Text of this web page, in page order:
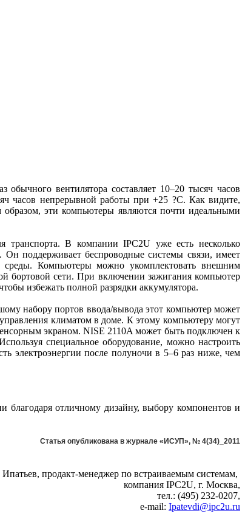
вентилятора составляет 10–20 тысяч часов
часов непрерывной работы при +25 ?С. Как видите,
эти компьютеры являются почти идеальными
транспорта. В компании IPC2U уже есть несколько
Он поддерживает беспроводные системы связи, имеет
Компьютеры можно укомплектовать внешним
бортовой сети. При включении зажигания компьютер
избежать полной разрядки аккумулятора.
набору портов ввода/вывода этот компьютер может
климатом в доме. К этому компьютеру могут
экраном. NISE 2110A может быть подключен к
специальное оборудование, можно настроить
электроэнергии после полуночи в 5–6 раз ниже, чем
отличному дизайну, выбору компонентов и
Статья опубликована в журнале «ИСУП», № 4(34)_2011
продакт-менеджер по встраиваемым системам,
компания IPC2U, г. Москва,
тел.: (495) 232-0207,
е-mail: Ipatevdi@ipc2u.ru